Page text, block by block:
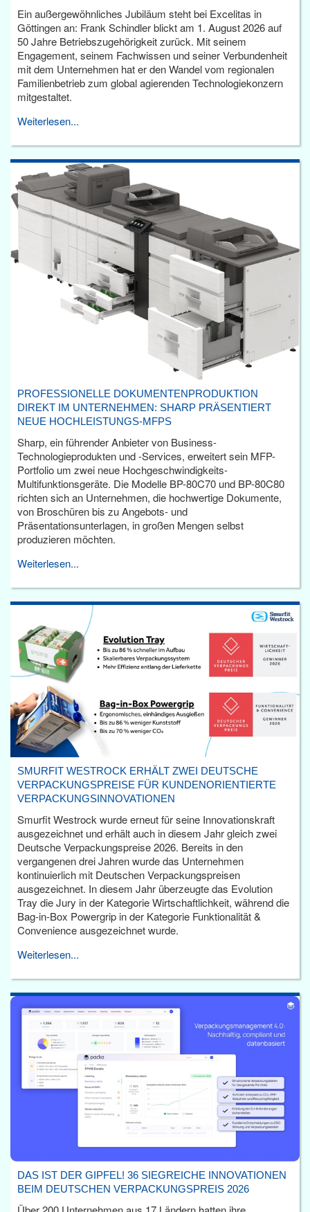
Ein außergewöhnliches Jubiläum steht bei Excelitas in
Göttingen an: Frank Schindler blickt am 1. August 2026 auf
50 Jahre Betriebszugehörigkeit zurück. Mit seinem
Engagement, seinem Fachwissen und seiner Verbundenheit
mit dem Unternehmen hat er den Wandel vom regionalen
Familienbetrieb zum global agierenden Technologiekonzern
mitgestaltet.
Weiterlesen...
PROFESSIONELLE DOKUMENTENPRODUKTION
DIREKT IM UNTERNEHMEN: SHARP PRÄSENTIERT
NEUE HOCHLEISTUNGS-MFPS
Sharp, ein führender Anbieter von Business-
Technologieprodukten und -Services, erweitert sein MFP-
Portfolio um zwei neue Hochgeschwindigkeits-
Multifunktionsgeräte. Die Modelle BP-80C70 und BP-80C80
richten sich an Unternehmen, die hochwertige Dokumente,
von Broschüren bis zu Angebots- und
Präsentationsunterlagen, in großen Mengen selbst
produzieren möchten.
Weiterlesen...
SMURFIT WESTROCK ERHÄLT ZWEI DEUTSCHE
VERPACKUNGSPREISE FÜR KUNDENORIENTIERTE
VERPACKUNGSINNOVATIONEN
Smurfit Westrock wurde erneut für seine Innovationskraft
ausgezeichnet und erhält auch in diesem Jahr gleich zwei
Deutsche Verpackungspreise 2026. Bereits in den
vergangenen drei Jahren wurde das Unternehmen
kontinuierlich mit Deutschen Verpackungspreisen
ausgezeichnet. In diesem Jahr überzeugte das Evolution
Tray die Jury in der Kategorie Wirtschaftlichkeit, während die
Bag-in-Box Powergrip in der Kategorie Funktionalität &
Convenience ausgezeichnet wurde.
Weiterlesen...
DAS IST DER GIPFEL! 36 SIEGREICHE INNOVATIONEN
BEIM DEUTSCHEN VERPACKUNGSPREIS 2026